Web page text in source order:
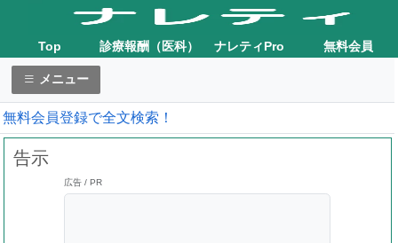
Top 診療報酬（医科） ナレティPro 無料会員
メニュー
無料会員登録で全文検索！
告示
広告 / PR